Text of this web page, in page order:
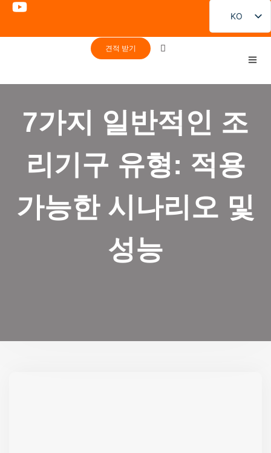
KO
EN
ES
RU
JA
견적 받기
7가지 일반적인 조
리기구 유형: 적용
가능한 시나리오 및
성능